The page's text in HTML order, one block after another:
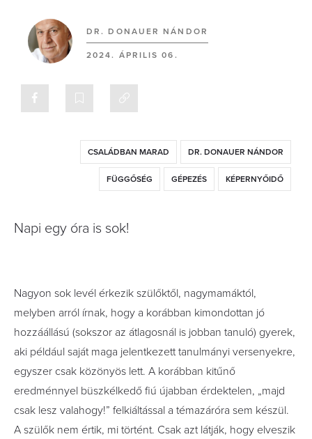
DR. DONAUER NÁNDOR
2024. ÁPRILIS 06.
CSALÁDBAN MARAD DR. DONAUER NÁNDOR
FÜGGŐSÉG GÉPEZÉS KÉPERNYŐIDŐ
Napi egy óra is sok!
Nagyon sok levél érkezik szülőktől, nagymamáktól,
melyben arról írnak, hogy a korábban kimondottan jó
hozzáállású (sokszor az átlagosnál is jobban tanuló) gyerek,
aki például saját maga jelentkezett tanulmányi versenyekre,
egyszer csak közönyös lett. A korábban kitűnő
eredménnyel büszkélkedő fiú újabban érdektelen, „majd
csak lesz valahogy!” felkiáltással a témazáróra sem készül.
A szülők nem értik, mi történt. Csak azt látják, hogy elveszik